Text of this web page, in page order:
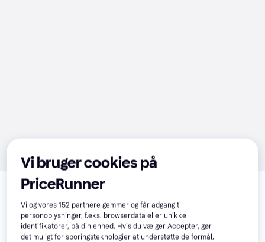
Relaterede produkter
interesser. Vis alle
Vi bruger cookies på
PriceRunner
Vi og vores152 partnere gemmer og får adgang til
personoplysninger, f.eks. browserdata eller unikke
identifikatorer, på din enhed. Hvis du vælger Accepter, gør
det muligt for sporingsteknologier at understøtte de formål,